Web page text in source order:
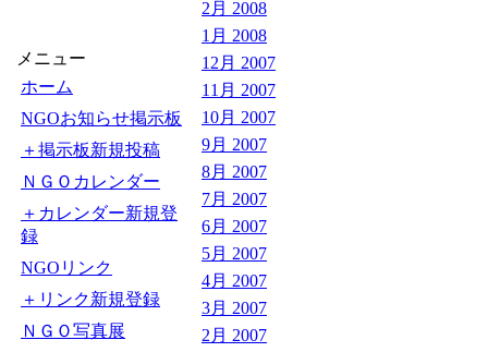
メニュー
ホーム
NGOお知らせ掲示板
＋掲示板新規投稿
ＮＧＯカレンダー
＋カレンダー新規登
録
NGOリンク
＋リンク新規登録
ＮＧＯ写真展
2月 2008
1月 2008
12月 2007
11月 2007
10月 2007
9月 2007
8月 2007
7月 2007
6月 2007
5月 2007
4月 2007
3月 2007
2月 2007